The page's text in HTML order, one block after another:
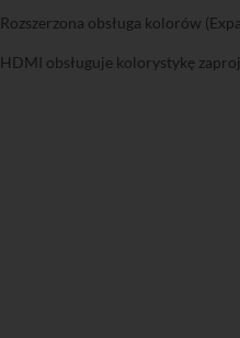
Rozszerzona obsługa kolorów
HDMI obsługuje kolorystykę